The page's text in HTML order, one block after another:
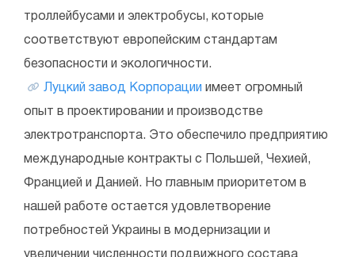
троллейбусами и электробусы, которые
соответствуют европейским стандартам
безопасности и экологичности.
Луцкий завод Корпорации имеет огромный
опыт в проектировании и производстве
электротранспорта. Это обеспечило предприятию
международные контракты с Польшей, Чехией,
Францией и Данией. Но главным приоритетом в
нашей работе остается удовлетворение
потребностей Украины в модернизации и
увеличении численности подвижного состава